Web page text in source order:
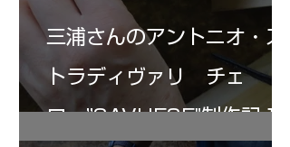
三浦さんのアントニオ・ス
トラディヴァリ チェ
ロ ”SAVUESE"制作記１2